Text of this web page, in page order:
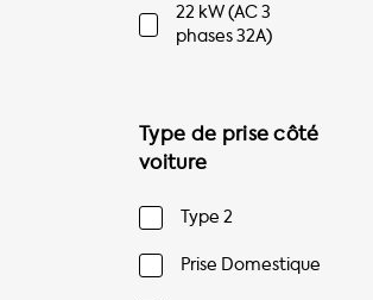
22 kW (AC 3
phases 32A)
Type de prise côté
voiture
Type 2
Prise Domestique